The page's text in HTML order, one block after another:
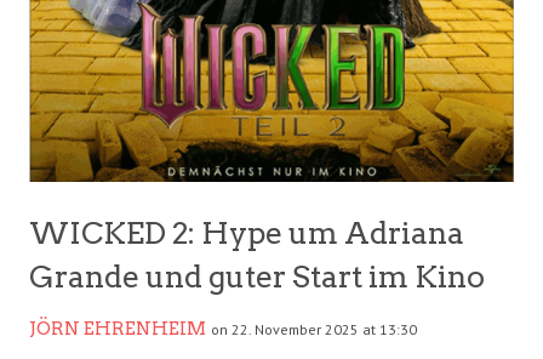
WICKED 2: Hype um Adriana
Grande und guter Start im Kino
JÖRN EHRENHEIM on 22. November 2025 at 13:30